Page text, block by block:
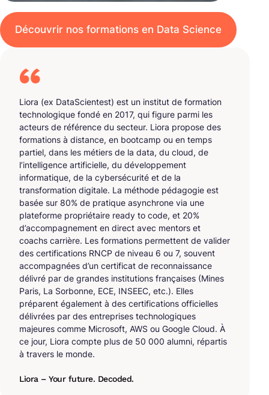
Découvrir nos formations en Data Science
Liora (ex DataScientest) est un institut de formation
technologique fondé en 2017, qui figure parmi les
acteurs de référence du secteur. Liora propose des
formations à distance, en bootcamp ou en temps
partiel, dans les métiers de la data, du cloud, de
l’intelligence artificielle, du développement
informatique, de la cybersécurité et de la
transformation digitale. La méthode pédagogie est
basée sur 80% de pratique asynchrone via une
plateforme propriétaire ready to code, et 20%
d’accompagnement en direct avec mentors et
coachs carrière. Les formations permettent de valider
des certifications RNCP de niveau 6 ou 7, souvent
accompagnées d’un certificat de reconnaissance
délivré par de grandes institutions françaises (Mines
Paris, La Sorbonne, ECE, INSEEC, etc.). Elles
préparent également à des certifications officielles
délivrées par des entreprises technologiques
majeures comme Microsoft, AWS ou Google Cloud. À
ce jour, Liora compte plus de 50 000 alumni, répartis
à travers le monde.
Liora – Your future. Decoded.